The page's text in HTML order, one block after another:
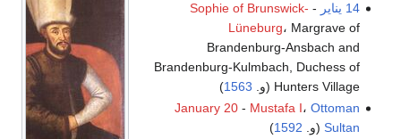
14 يناير
-
Sophie of Brunswick-
Lüneburg، Margrave of
Brandenburg-Ansbach and
Brandenburg-Kulmbach, Duchess of
Hunters Village (و.
1563
)
January 20- Mustafa I، Ottoman
Sultan (و. 1592
)